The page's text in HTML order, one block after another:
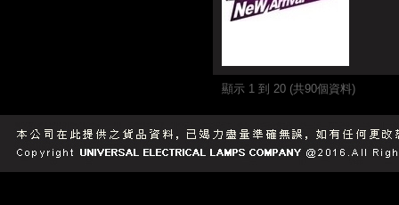
顯示 1 到 20 (共90個資料)